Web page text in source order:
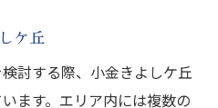
ケ丘
討する際、小金きよしケ丘
ます。エリア内には複数の